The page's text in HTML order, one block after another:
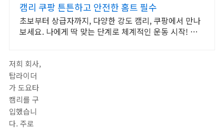
캠리 쿠팡 튼튼하고 안전한 홈트 필수
초보부터 상급자까지, 다양한 강도 캠리, 쿠팡에서 만나
보세요. 나에게 딱 맞는 단계로 체계적인 운동 시작! 와
저희 회사,
탑라이더
가 도요타
캠리를 구
입했습니
다. 주로